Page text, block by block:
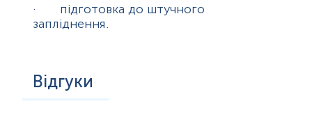
·
підготовка до штучного
запліднення.
Відгуки